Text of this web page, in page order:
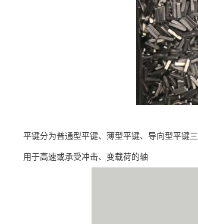
平键分为普通型平键、薄型平键、导向型平键
用于高速或承受冲击、变载荷的轴